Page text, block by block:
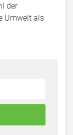
der
Umwelt als